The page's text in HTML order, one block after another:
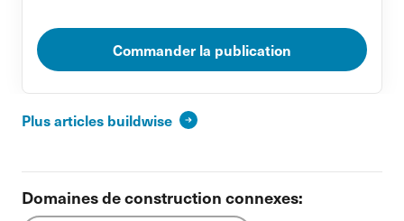
Commander la publication
Plus articles buildwise
Domaines de construction connexes: